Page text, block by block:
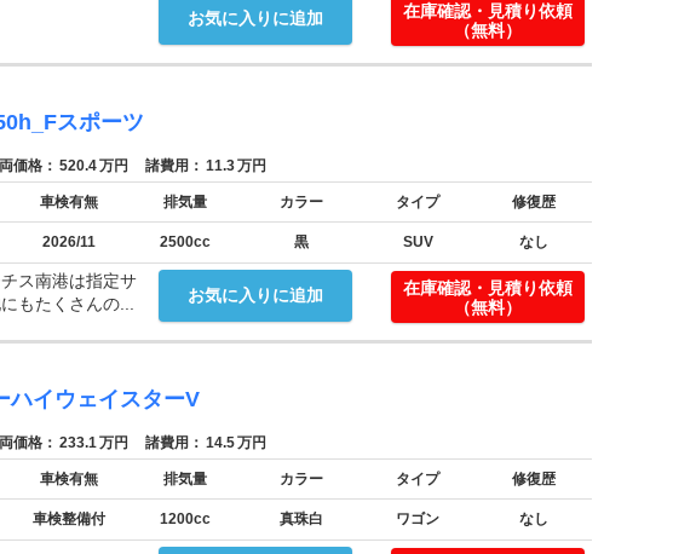
お気に入りに追加
在庫確認・見積り依頼
（無料）
スポーツ
価格： 520.4万円 諸費用： 11.3万円
車検有無 排気量 カラー タイプ 修復歴
2026/11 2500cc 黒 SUV なし
お気に入りに追加
ス南港は指定サ
もたくさんの...
在庫確認・見積り依頼
（無料）
ハイウェイスターV
価格： 233.1万円 諸費用： 14.5万円
車検有無 排気量 カラー タイプ 修復歴
車検整備付 1200cc 真珠白 ワゴン なし